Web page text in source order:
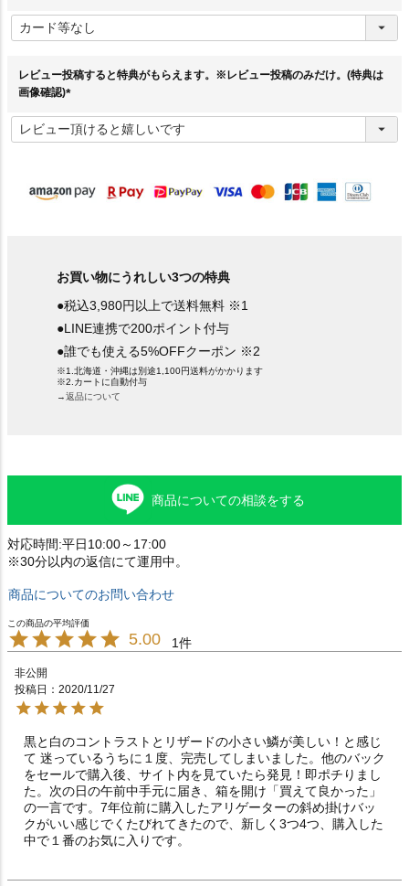
必
須
レビュー投稿すると特典がもらえます。※レビュー投稿のみだけ。(特典は
画像確認)
必
須
お買い物にうれしい3つの特典
●税込3,980円以上で送料無料 ※1
●LINE連携で200ポイント付与
●誰でも使える5%OFFクーポン ※2
※1.北海道・沖縄は別途1,100円送料がかかります
※2.カートに自動付与
→返品について
商品についての相談をする
対応時間:平日10:00～17:00
※30分以内の返信にて運用中。
商品についてのお問い合わせ
5.00 1
非公開
投稿日
2020/11/27
黒と白のコントラストとリザードの小さい鱗が美しい！と感じ
て 迷っているうちに１度、完売してしまいました。他のバック
をセールで購入後、サイト内を見ていたら発見！即ポチりまし
た。次の日の午前中手元に届き、箱を開け「買えて良かった」
の一言です。7年位前に購入したアリゲーターの斜め掛けバッ
クがいい感じでくたびれてきたので、新しく3つ4つ、購入した
中で１番のお気に入りです。